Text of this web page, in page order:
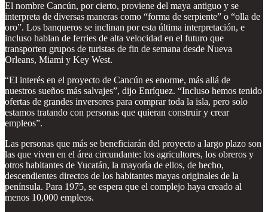
El nombre Cancún, por cierto, proviene del maya antiguo y se
interpreta de diversas maneras como “forma de serpiente” o “olla de
oro”. Los banqueros se inclinan por esta última interpretación, e
incluso hablan de ferries de alta velocidad en el futuro que
transporten grupos de turistas de fin de semana desde Nueva
Orleans, Miami y Key West.
“El interés en el proyecto de Cancún es enorme, más allá de
nuestros sueños más salvajes”, dijo Enríquez. “Incluso hemos tenido
ofertas de grandes inversores para comprar toda la isla, pero solo
estamos tratando con personas que quieran construir y crear
empleos”.
Las personas que más se beneficiarán del proyecto a largo plazo son
las que viven en el área circundante: los agricultores, los obreros y
otros habitantes de Yucatán, la mayoría de ellos, de hecho,
descendientes directos de los habitantes mayas originales de la
península. Para 1975, se espera que el complejo haya creado al
menos 10,000 empleos.